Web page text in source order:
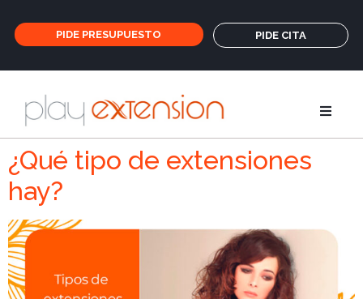
PIDE PRESUPUESTO PIDE CITA
Extensiones
GHD
¿Qué tipo de extensiones
hay?